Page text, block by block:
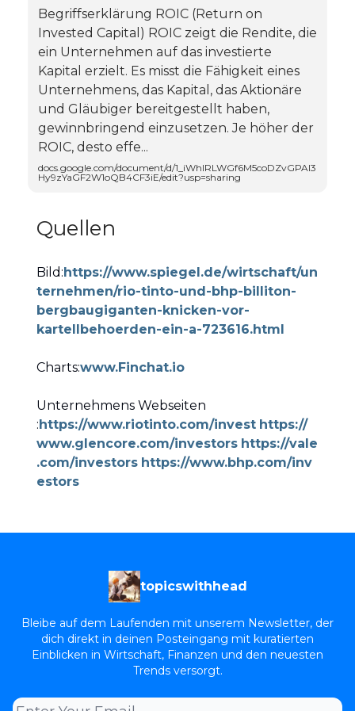
Begriffserklärung ROIC (Return on
Invested Capital) ROIC zeigt die Rendite, die
ein Unternehmen auf das investierte
Kapital erzielt. Es misst die Fähigkeit eines
Unternehmens, das Kapital, das Aktionäre
und Gläubiger bereitgestellt haben,
gewinnbringend einzusetzen. Je höher der
ROIC, desto effe...
docs.google.com/document/d/1_iWhIRLWGf6M5coDZvGPAl3
Hy9zYaGF2W1oQB4CF3iE/edit?usp=sharing
Quellen
Bild:https://www.spiegel.de/wirtschaft/un
ternehmen/rio-tinto-und-bhp-billiton-
bergbaugiganten-knicken-vor-
kartellbehoerden-ein-a-723616.html
Charts:www.Finchat.io
Unternehmens Webseiten
:https://www.riotinto.com/invest https://
www.glencore.com/investors https://vale
.com/investors https://www.bhp.com/inv
estors
topicswithhead
Bleibe auf dem Laufenden mit unserem Newsletter, der
dich direkt in deinen Posteingang mit kuratierten
Einblicken in Wirtschaft, Finanzen und den neuesten
Trends versorgt.